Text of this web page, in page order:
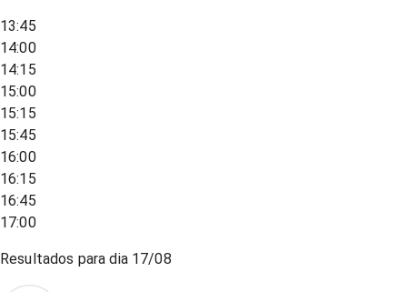
13:45
14:00
14:15
15:00
15:15
15:45
16:00
16:15
16:45
17:00
Resultados para dia 17/08